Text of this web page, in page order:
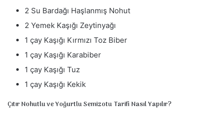
2 Su Bardağı Haşlanmış Nohut
2 Yemek Kaşığı Zeytinyağı
1 çay Kaşığı Kırmızı Toz Biber
1 çay Kaşığı Karabiber
1 çay Kaşığı Tuz
1 çay Kaşığı Kekik
Çıtır Nohutlu ve Yoğurtlu Semizotu Tarifi Nasıl Yapılır?